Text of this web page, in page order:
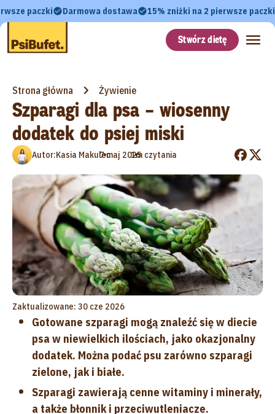
paczki Darmowa dostawa 15% zniżki na 2 pierwsze paczki
Stwórz dietę
Strona główna Żywienie
Szparagi dla psa – wiosenny
dodatek do psiej miski
Autor:Kasia Makulec
•
7 maj 2025
•
1m czytania
Zaktualizowane: 30 cze 2026
Gotowane szparagi mogą znaleźć się w diecie
psa w niewielkich ilościach, jako okazjonalny
dodatek. Można podać psu zarówno szparagi
zielone, jak i białe.
Szparagi zawierają cenne witaminy i minerały,
a także błonnik i przeciwutleniacze.